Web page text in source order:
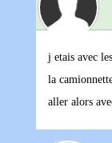
j etais avec
la
aller alors